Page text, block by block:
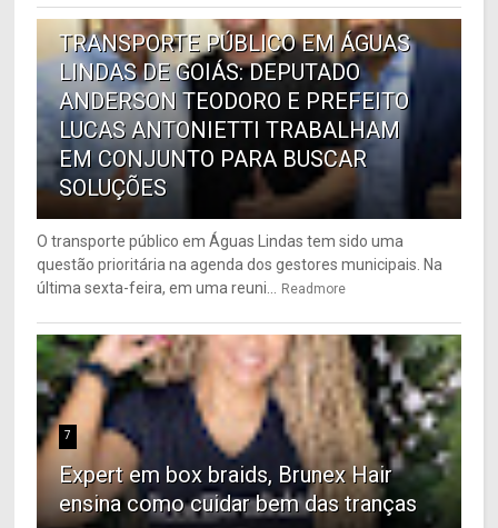
TRANSPORTE PÚBLICO EM ÁGUAS
LINDAS DE GOIÁS: DEPUTADO
ANDERSON TEODORO E PREFEITO
LUCAS ANTONIETTI TRABALHAM
EM CONJUNTO PARA BUSCAR
SOLUÇÕES
O transporte público em Águas Lindas tem sido uma
questão prioritária na agenda dos gestores municipais. Na
última sexta-feira, em uma reuni...
Readmore
7
Expert em box braids, Brunex Hair
ensina como cuidar bem das tranças